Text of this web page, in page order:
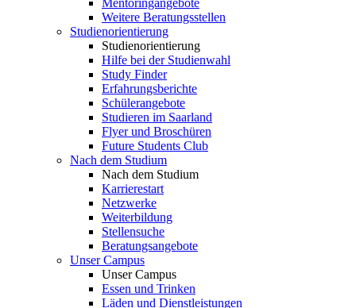
Mentoringangebote
Weitere Beratungsstellen
Studienorientierung
Studienorientierung
Hilfe bei der Studienwahl
Study Finder
Erfahrungsberichte
Schülerangebote
Studieren im Saarland
Flyer und Broschüren
Future Students Club
Nach dem Studium
Nach dem Studium
Karrierestart
Netzwerke
Weiterbildung
Stellensuche
Beratungsangebote
Unser Campus
Unser Campus
Essen und Trinken
Läden und Dienstleistungen